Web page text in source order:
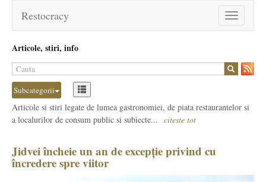
Toggle
navigation
Restocracy
Articole, stiri, info
Subcategorii
Articole si stiri legate de lumea gastronomiei, de piata restaurantelor si
a localurilor de consum public si subiecte... citeste tot
Jidvei încheie un an de excepție privind cu
încredere spre viitor